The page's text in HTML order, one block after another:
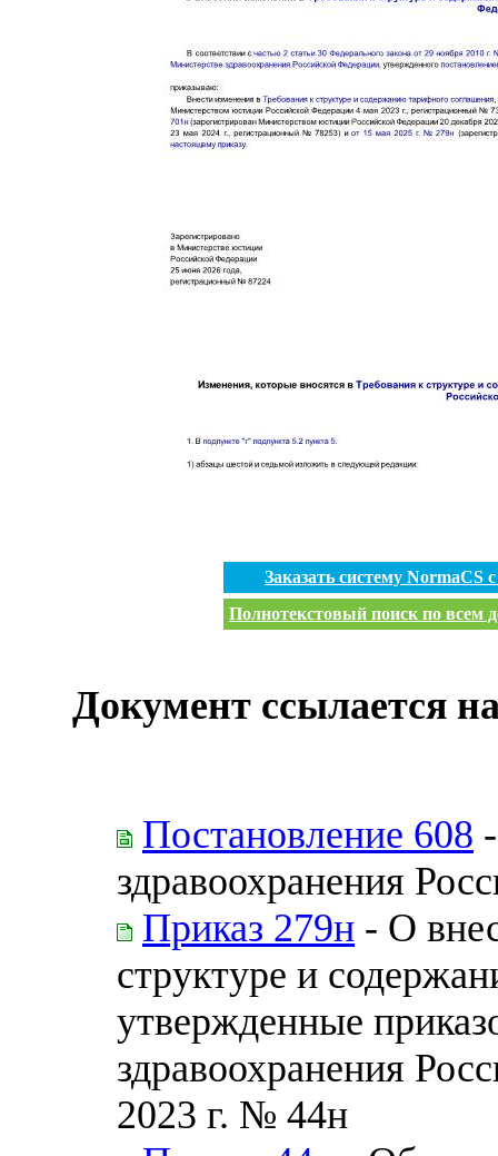
Заказать систему
Полнотекстовый поиск по всем
Документ ссылается
Постановление 608
здравоохранения
Приказ 279н - О
структуре и
утвержденные
здравоохранения
2023 г. № 44н